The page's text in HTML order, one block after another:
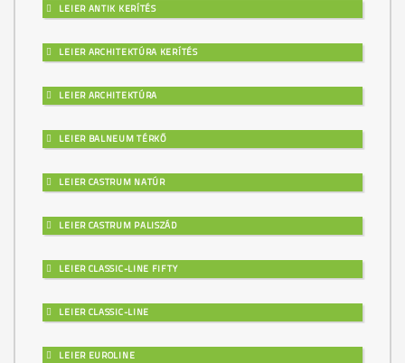
LEIER ANTIK KERÍTÉS
LEIER ARCHITEKTÚRA KERÍTÉS
LEIER ARCHITEKTÚRA
LEIER BALNEUM TÉRKŐ
LEIER CASTRUM NATÚR
LEIER CASTRUM PALISZÁD
LEIER CLASSIC-LINE FIFTY
LEIER CLASSIC-LINE
LEIER EUROLINE